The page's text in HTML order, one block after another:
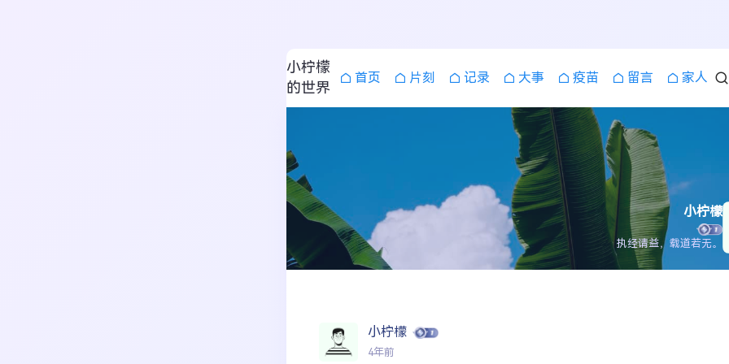
小柠檬
的世界
首页 片刻 记录 大事 疫苗 留言 家人
小柠檬
执经请益，载道若无。
小柠檬
4年前